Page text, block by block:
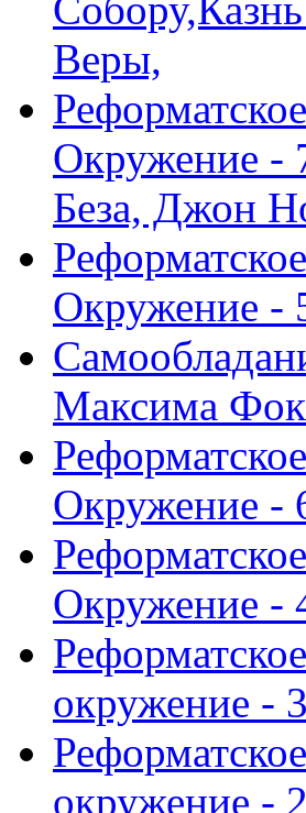
Веры,
Окружение -
Беза, Джон
Окружение -
Максима
Окружение -
Окружение -
окружение - 3
окружение -